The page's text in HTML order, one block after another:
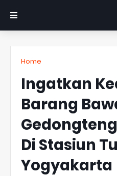
Home
Ingatkan
Barang
Di Stasiun
Yogyakarta